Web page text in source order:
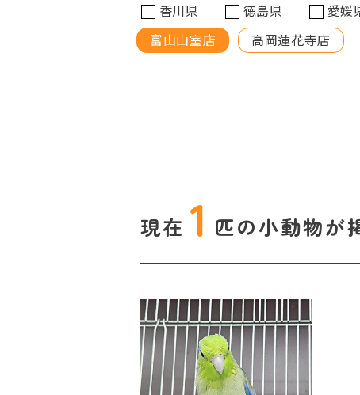
香川県
徳島県 愛媛
富山山室店
高岡蓮花寺店
現在 1 匹の小動物が